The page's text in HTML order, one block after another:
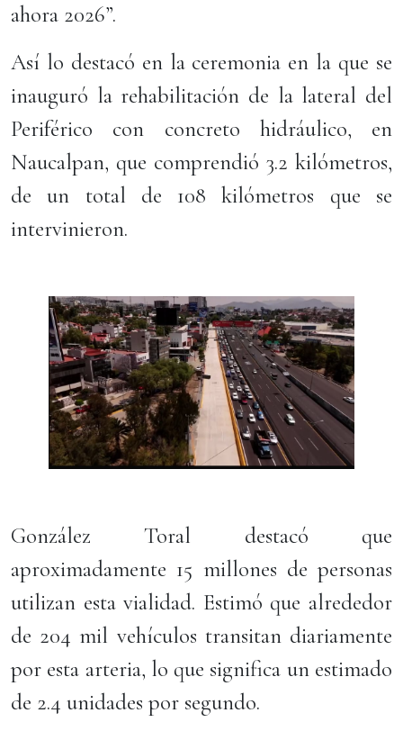
ahora 2026”.
Así lo destacó en la ceremonia en la que se
inauguró la rehabilitación de la lateral del
Periférico con concreto hidráulico, en
Naucalpan, que comprendió 3.2 kilómetros,
de un total de 108 kilómetros que se
intervinieron.
González Toral destacó que
aproximadamente 15 millones de personas
utilizan esta vialidad. Estimó que alrededor
de 204 mil vehículos transitan diariamente
por esta arteria, lo que significa un estimado
de 2.4 unidades por segundo.